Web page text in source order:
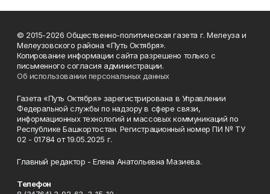
© 2015-2026 Общественно-политическая газета г. Мелеуза и
Мелеузовского района «Путь Октября».
Копирование информации сайта разрешено только с
письменного согласия администрации.
Об использовании персональных данных
Газета «Путь Октября» зарегистрирована в Управлении
Федеральной службы по надзору в сфере связи,
информационных технологий и массовых коммуникаций по
Республике Башкортостан. Регистрационный номер ПИ № ТУ
02 - 01784 от 19.05.2025 г.
Главный редактор - Елена Анатольевна Мазиева.
Телефон